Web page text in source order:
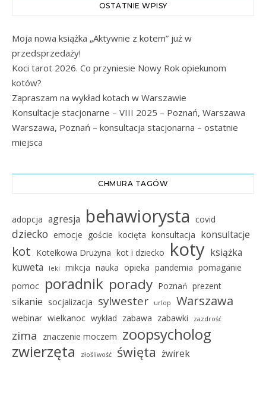
OSTATNIE WPISY
Moja nowa książka „Aktywnie z kotem” już w
przedsprzedaży!
Koci tarot 2026. Co przyniesie Nowy Rok opiekunom
kotów?
Zapraszam na wykład kotach w Warszawie
Konsultacje stacjonarne – VIII 2025 – Poznań, Warszawa
Warszawa, Poznań – konsultacja stacjonarna – ostatnie
miejsca
CHMURA TAGÓW
adopcja agresja behawiorysta covid
dziecko emocje goście kocięta konsultacja konsultacje
kot Kotełkowa Drużyna kot i dziecko koty książka
kuweta
leki mikcja nauka opieka pandemia pomaganie
pomoc poradnik porady Poznań prezent
sikanie socjalizacja sylwester urlop Warszawa
webinar wielkanoc wykład zabawa zabawki zazdrość
zima znaczenie moczem zoopsycholog
zwierzęta
złośliwość święta żwirek